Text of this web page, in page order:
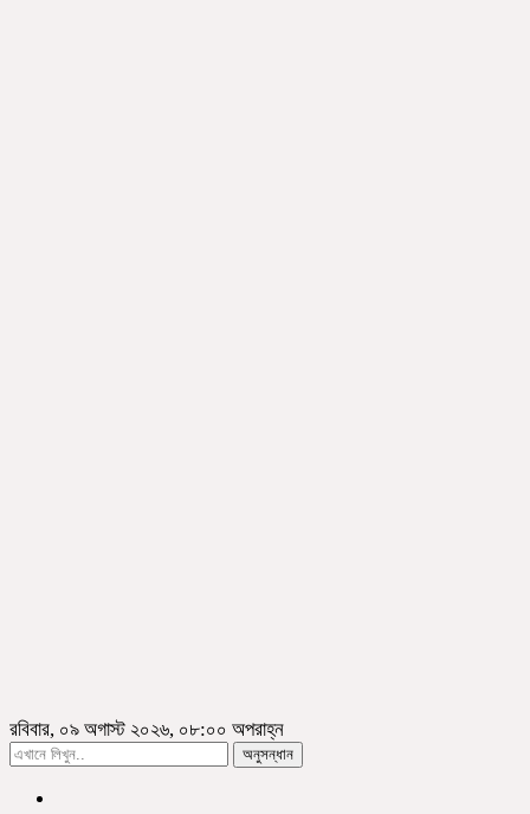
রবিবার, ০৯ অগাস্ট ২০২৬, ০৮:০০ অপরাহ্ন
অনুসন্ধান